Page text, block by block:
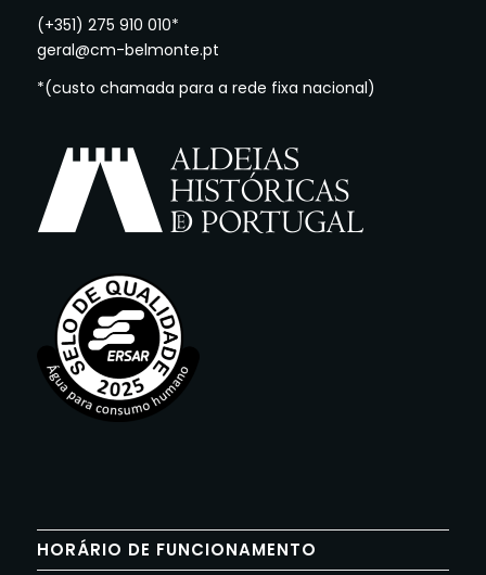
(+351) 275 910 010*
geral@cm-belmonte.pt
*(custo chamada para a rede fixa nacional)
HORÁRIO DE FUNCIONAMENTO